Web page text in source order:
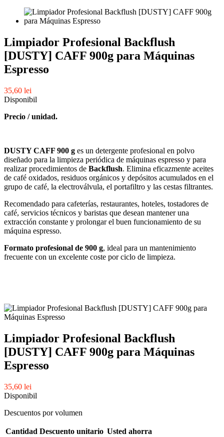
Limpiador Profesional Backflush
[DUSTY] CAFF 900g para Máquinas
Espresso
35,60 lei
Disponibil
Precio / unidad.
DUSTY CAFF 900 g es un detergente profesional en polvo
diseñado para la limpieza periódica de máquinas espresso y para
realizar procedimientos de Backflush. Elimina eficazmente aceites
de café oxidados, residuos orgánicos y depósitos acumulados en el
grupo de café, la electroválvula, el portafiltro y las cestas filtrantes.
Recomendado para cafeterías, restaurantes, hoteles, tostadores de
café, servicios técnicos y baristas que desean mantener una
extracción constante y prolongar el buen funcionamiento de su
máquina espresso.
Formato profesional de 900 g, ideal para un mantenimiento
frecuente con un excelente coste por ciclo de limpieza.
Limpiador Profesional Backflush
[DUSTY] CAFF 900g para Máquinas
Espresso
35,60 lei
Disponibil
Descuentos por volumen
Cantidad Descuento unitario Usted ahorra